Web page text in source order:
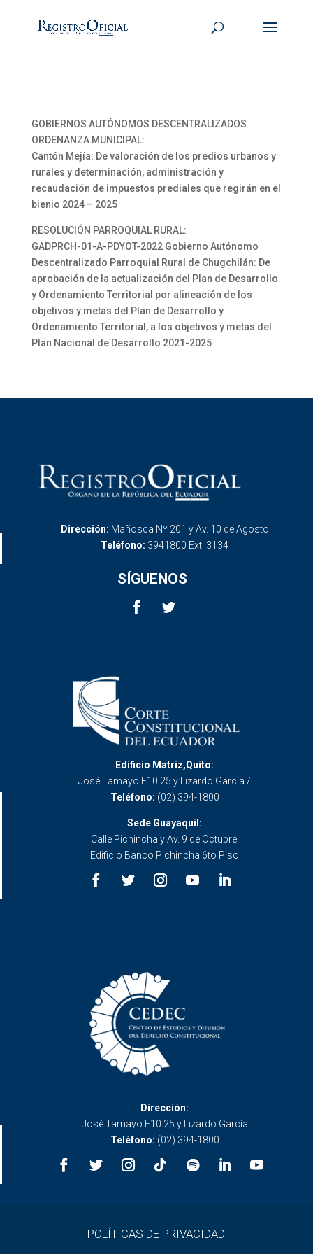
GOBIERNOS AUTÓNOMOS DESCENTRALIZADOS
ORDENANZA MUNICIPAL:
Cantón Mejía: De valoración de los predios urbanos y
rurales y determinación, administración y
recaudación de impuestos prediales que regirán en el
bienio 2024 – 2025
RESOLUCIÓN PARROQUIAL RURAL:
GADPRCH-01-A-PDYOT-2022 Gobierno Autónomo
Descentralizado Parroquial Rural de Chugchilán: De
aprobación de la actualización del Plan de Desarrollo
y Ordenamiento Territorial por alineación de los
objetivos y metas del Plan de Desarrollo y
Ordenamiento Territorial, a los objetivos y metas del
Plan Nacional de Desarrollo 2021-2025
Dirección: Mañosca Nº 201 y Av. 10 de Agosto
Teléfono: 3941800 Ext. 3134
SÍGUENOS
Edificio Matriz,Quito:
José Tamayo E10 25 y Lizardo García /
Teléfono: (02) 394-1800
Sede Guayaquil:
Calle Pichincha y Av. 9 de Octubre.
Edificio Banco Pichincha 6to Piso
Dirección:
José Tamayo E10 25 y Lizardo García
Teléfono: (02) 394-1800
POLÍTICAS DE PRIVACIDAD